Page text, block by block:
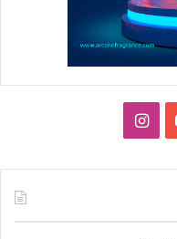
يوتيوبانستقرام